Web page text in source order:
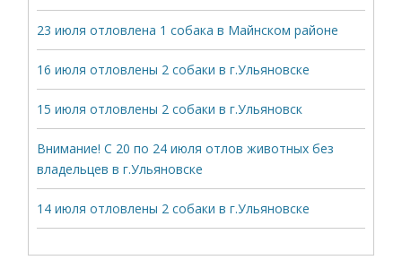
23 июля отловлена 1 собака в Майнском районе
16 июля отловлены 2 собаки в г.Ульяновске
15 июля отловлены 2 собаки в г.Ульяновск
Внимание! С 20 по 24 июля отлов животных без
владельцев в г.Ульяновске
14 июля отловлены 2 собаки в г.Ульяновске